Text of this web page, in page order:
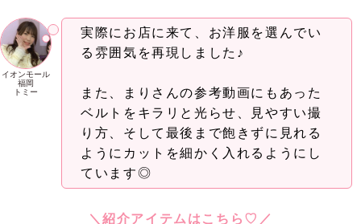
イオンモール
福岡
トミー
実際にお店に来て、お洋服を選んでい
る雰囲気を再現しました♪
また、まりさんの参考動画にもあった
ベルトをキラリと光らせ、見やすい撮
り方、そして最後まで飽きずに見れる
ようにカットを細かく入れるようにし
ています◎
＼紹介アイテムはこちら♡／